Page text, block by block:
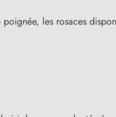
les rosaces